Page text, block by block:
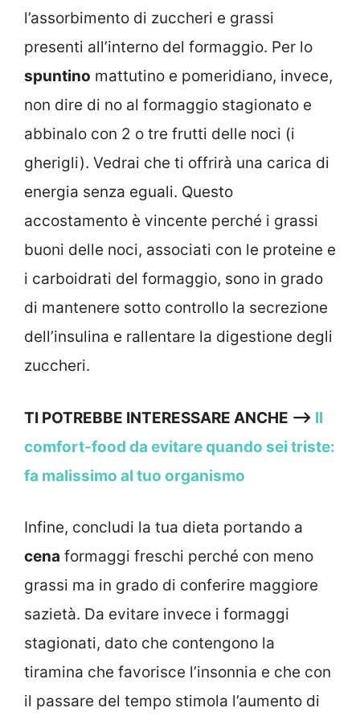
l’assorbimento di zuccheri e grassi
presenti all’interno del formaggio. Per lo
spuntino mattutino e pomeridiano, invece,
non dire di no al formaggio stagionato e
abbinalo con 2 o tre frutti delle noci (i
gherigli). Vedrai che ti offrirà una carica di
energia senza eguali. Questo
accostamento è vincente perché i grassi
buoni delle noci, associati con le proteine e
i carboidrati del formaggio, sono in grado
di mantenere sotto controllo la secrezione
dell’insulina e rallentare la digestione degli
zuccheri.
TI POTREBBE INTERESSARE ANCHE —-> Il
comfort-food da evitare quando sei triste:
fa malissimo al tuo organismo
Infine, concludi la tua dieta portando a
cena formaggi freschi perché con meno
grassi ma in grado di conferire maggiore
sazietà. Da evitare invece i formaggi
stagionati, dato che contengono la
tiramina che favorisce l’insonnia e che con
il passare del tempo stimola l’aumento di